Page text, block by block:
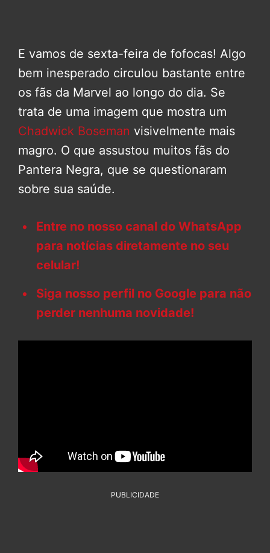
E vamos de sexta-feira de fofocas! Algo
bem inesperado circulou bastante entre
os fãs da Marvel ao longo do dia. Se
trata de uma imagem que mostra um
Chadwick Boseman visivelmente mais
magro. O que assustou muitos fãs do
Pantera Negra, que se questionaram
sobre sua saúde.
Entre no nosso canal do WhatsApp
para notícias diretamente no seu
celular!
Siga nosso perfil no Google para não
perder nenhuma novidade!
PUBLICIDADE